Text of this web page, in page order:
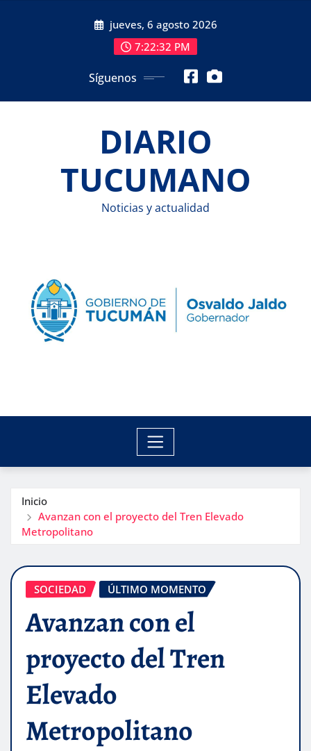
jueves, 6 agosto 2026
7:22:33 PM
Síguenos
DIARIO
TUCUMANO
Noticias y actualidad
Inicio
Avanzan con el proyecto del Tren Elevado
Metropolitano
SOCIEDAD ÚLTIMO MOMENTO
Avanzan con el
proyecto del Tren
Elevado
Metropolitano